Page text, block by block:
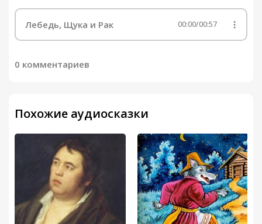
Лебедь, Щука и Рак 00:00/00:57
0 комментариев
Похожие аудиосказки